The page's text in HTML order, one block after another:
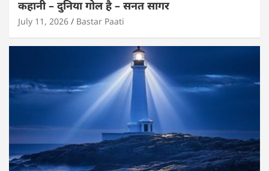
कहानी – दुनिया गोल है – सनत सागर
July 11, 2026 Bastar Paati